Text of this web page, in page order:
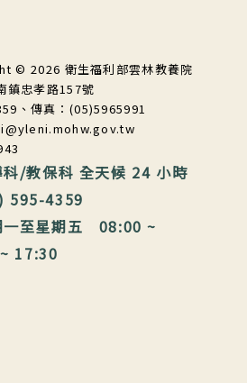
© 2026 衛生福利部雲林教養院
鎮忠孝路157號
、傳真：(05)5965991
/教保科 全天候 24 小時
595-4359
一至星期五 08:00 ~
17:30